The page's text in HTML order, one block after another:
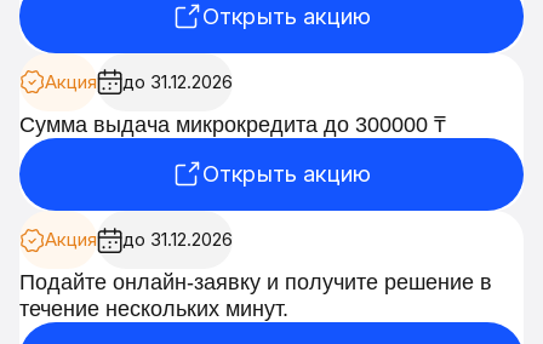
Открыть акцию
Акция до 31.12.2026
Сумма выдача микрокредита до 300000 ₸
Открыть акцию
Акция до 31.12.2026
Подайте онлайн-заявку и получите решение в
течение нескольких минут.